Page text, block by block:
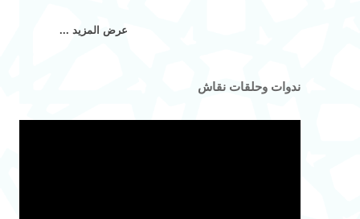
عرض المزيد ...
ندوات وحلقات نقاش